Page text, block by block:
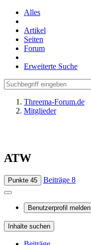
Alles
Artikel
Seiten
Forum
Erweiterte Suche
Threema-Forum.de
Mitglieder
ATW
Punkte 45 Beiträge 8
Benutzerprofil melden
Inhalte suchen